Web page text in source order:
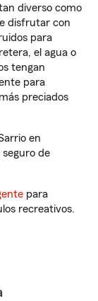
diverso como
disfrutar con
para
el agua o
tengan
para
preciados
en
de
para
recreativos.